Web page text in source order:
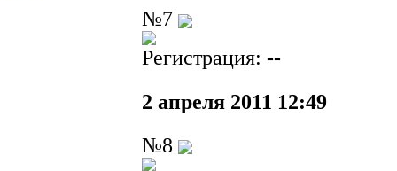
№7
Регистрация: --
2 апреля 2011 12:49
№8